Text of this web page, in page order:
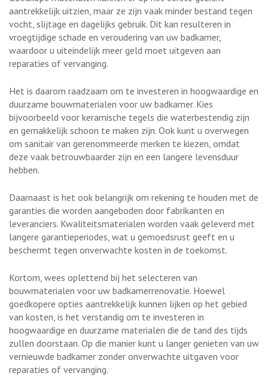
aantrekkelijk uitzien, maar ze zijn vaak minder bestand tegen
vocht, slijtage en dagelijks gebruik. Dit kan resulteren in
vroegtijdige schade en veroudering van uw badkamer,
waardoor u uiteindelijk meer geld moet uitgeven aan
reparaties of vervanging.
Het is daarom raadzaam om te investeren in hoogwaardige en
duurzame bouwmaterialen voor uw badkamer. Kies
bijvoorbeeld voor keramische tegels die waterbestendig zijn
en gemakkelijk schoon te maken zijn. Ook kunt u overwegen
om sanitair van gerenommeerde merken te kiezen, omdat
deze vaak betrouwbaarder zijn en een langere levensduur
hebben.
Daarnaast is het ook belangrijk om rekening te houden met de
garanties die worden aangeboden door fabrikanten en
leveranciers. Kwaliteitsmaterialen worden vaak geleverd met
langere garantieperiodes, wat u gemoedsrust geeft en u
beschermt tegen onverwachte kosten in de toekomst.
Kortom, wees oplettend bij het selecteren van
bouwmaterialen voor uw badkamerrenovatie. Hoewel
goedkopere opties aantrekkelijk kunnen lijken op het gebied
van kosten, is het verstandig om te investeren in
hoogwaardige en duurzame materialen die de tand des tijds
zullen doorstaan. Op die manier kunt u langer genieten van uw
vernieuwde badkamer zonder onverwachte uitgaven voor
reparaties of vervanging.